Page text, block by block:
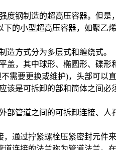
钢制造的超高压容器。但
的小型超高压容器，如聚乙
造方式分为多层式和缠绕式。
，其中球形、椭圆形、碟形
需要更换或维护)，头部可以
是可拆卸的部和筒体之间必
管道之间的可拆卸连接、
通过拧紧螺栓压紧密封元件